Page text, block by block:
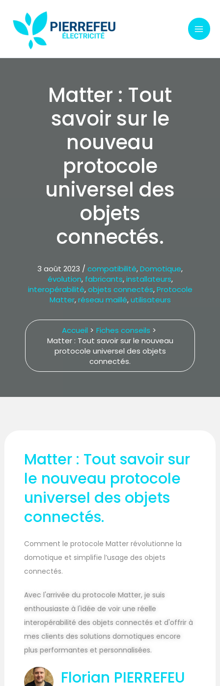
contenu
Matter : Tout
savoir sur le
nouveau
protocole
universel des
objets
connectés.
3 août 2023 / compatibilité,Domotique,
évolution, fabricants,installateurs,
interopérabilité,objets connectés,Protocole
Matter,réseau maillé,utilisateurs
Accueil
Fiches conseils
Matter : Tout savoir sur le nouveau
protocole universel des objets
connectés.
Matter : Tout savoir sur
le nouveau protocole
universel des objets
connectés.
Comment le protocole Matter révolutionne la
domotique et simplifie l’usage des objets
connectés.
Avec l'arrivée du protocole Matter, je suis
enthousiaste à l'idée de voir une réelle
interopérabilité des objets connectés et d'offrir à
mes clients des solutions domotiques encore
plus performantes et personnalisées.
Florian PIERREFEU